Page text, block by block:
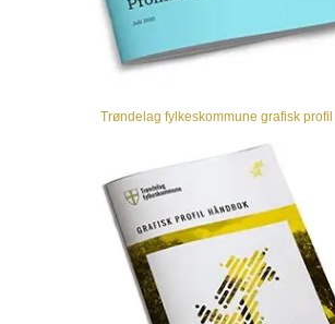
Trøndelag fylkeskommune grafisk